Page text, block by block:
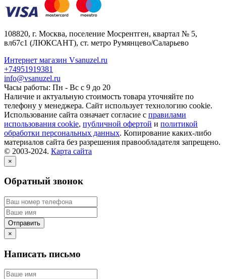
108820, г. Москва, поселение Мосрентген, квартал № 5,
вл67с1 (ЛЮКСАНТ), ст. метро Румянцево/Саларьево
Интернет магазин Vsanuzel.ru
+74951919381
info@vsanuzel.ru
Часы работы: Пн - Вс с 9 до 20
Наличие и актуальную стоимость товара уточняйте по
телефону у менеджера. Сайт использует технологию cookie.
Использование сайта означает согласие с правилами
использования cookie, публичной офертой и политикой
обработки персональных данных. Копирование каких-либо
материалов сайта без разрешения правообладателя запрещено.
© 2003-2024. Карта сайта
×
Обратный звонок
×
Написать письмо